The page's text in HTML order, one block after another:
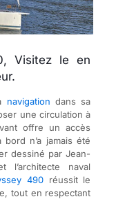
Visitez le en
navigation dans sa
une circulation à
offre un accès
n’a jamais été
dessiné par Jean-
l’architecte naval
490réussit le
tout en respectant